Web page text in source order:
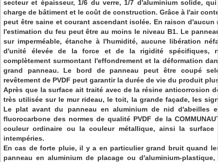
secteur et épaisseur, 1/6 du verre, 1/7 d'aluminium solide,
charge de bâtiment et le coût de construction. Grâce à l'air
peut être saine et courant ascendant isolée. En raison
l'estimation du feu peut être au moins le niveau B1. Le
sur imperméable, étanche à l'humidité, aucune libération
d'unité élevée de la force et de la rigidité spécifiques,
complètement surmontant l'effondrement et la déformation
grand panneau. Le bord de panneau peut être coupé
revêtement de PVDF peut garantir la durée de vie du produit
Après que la surface ait traité avec de la résine anticorrosion
très utilisée sur le mur rideau, le toit, la grande façade, les
Le plat avant du panneau en aluminium de nid d'abeilles
fluorocarbone des normes de qualité PVDF de la
couleur ordinaire ou la couleur métallique, ainsi la surface
intempéries.
En cas de forte pluie, il y a en particulier grand bruit quand
panneau en aluminium de placage ou d'aluminium-